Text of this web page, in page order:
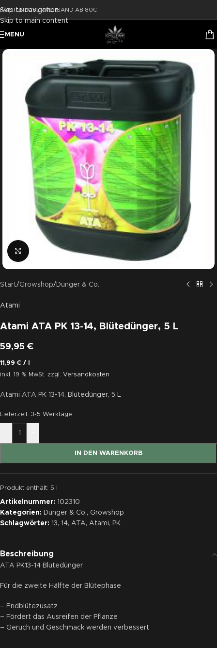
Skip to navigation
Skip to main content
KOSTENLOSER VERSAND AB 80€
MENU
Click to enlarge
Start/Growshop/ Dünger & Co.
Atami
Atami ATA PK 13-14, Blütedünger, 5 L
59,95 €
11,99€ /
inkl. 19 % MwSt. zzgl. Versandkosten
Atami ATA PK 13-14, Blütedünger, 5 L
Lieferzeit: 3-5 Werktage
IN DEN WARENKORB
Produkt enthält: 5
Artikelnummer: 102310
Kategorien: Dünger & Co., Growshop
Schlagwörter: 13, 14, ATA, Atami, PK
Beschreibung
ATA PK13-14 Blütedünger
Für die zweite Hälfte der Blütephase
– Endblütezusatz
– Fördert das Ausreifen der Pflanze
– Geruch und Geschmack werden verbessert